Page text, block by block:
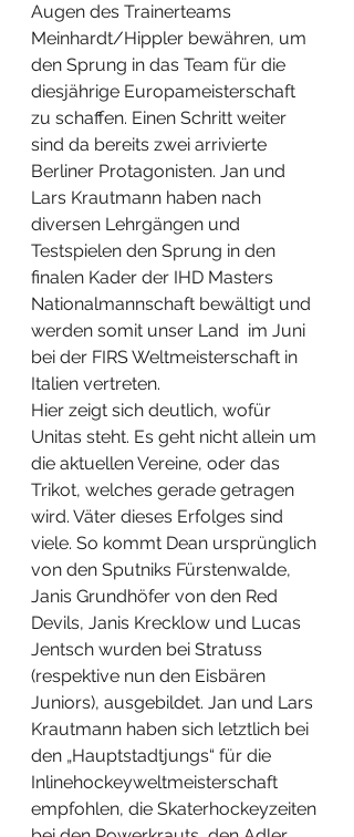
Augen des Trainerteams
Meinhardt/Hippler bewähren, um
den Sprung in das Team für die
diesjährige Europameisterschaft
zu schaffen. Einen Schritt weiter
sind da bereits zwei arrivierte
Berliner Protagonisten. Jan und
Lars Krautmann haben nach
diversen Lehrgängen und
Testspielen den Sprung in den
finalen Kader der IHD Masters
Nationalmannschaft bewältigt und
werden somit unser Land  im Juni
bei der FIRS Weltmeisterschaft in
Italien vertreten.
Hier zeigt sich deutlich, wofür
Unitas steht. Es geht nicht allein um
die aktuellen Vereine, oder das
Trikot, welches gerade getragen
wird. Väter dieses Erfolges sind
viele. So kommt Dean ursprünglich
von den Sputniks Fürstenwalde,
Janis Grundhöfer von den Red
Devils, Janis Krecklow und Lucas
Jentsch wurden bei Stratuss
(respektive nun den Eisbären
Juniors), ausgebildet. Jan und Lars
Krautmann haben sich letztlich bei
den „Hauptstadtjungs“ für die
Inlinehockeyweltmeisterschaft
empfohlen, die Skaterhockeyzeiten